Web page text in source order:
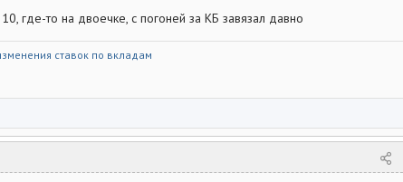
где-то на двоечке, с погоней за КБ завязал давно
ставок по вкладам